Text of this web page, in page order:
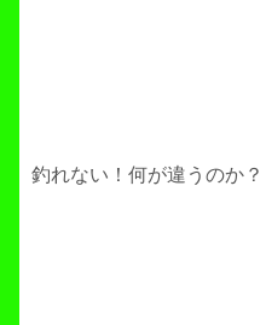
釣れない！何が違うのか？